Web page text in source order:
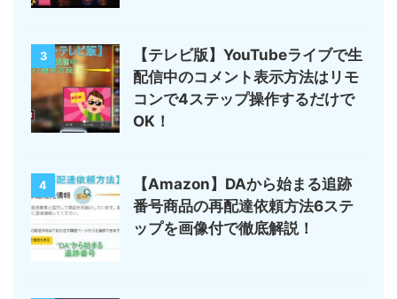
3
【テレビ版】YouTubeライブで生
配信中のコメント表示方法はリモ
コンで4ステップ操作するだけで
OK！
4
【Amazon】DAから始まる追跡
番号商品の再配達依頼方法6ステ
ップを画像付で徹底解説！